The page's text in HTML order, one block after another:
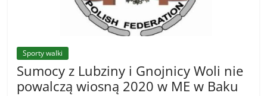
Sporty walki
Sumocy z Lubziny i Gnojnicy Woli nie
powalczą wiosną 2020 w ME w Baku